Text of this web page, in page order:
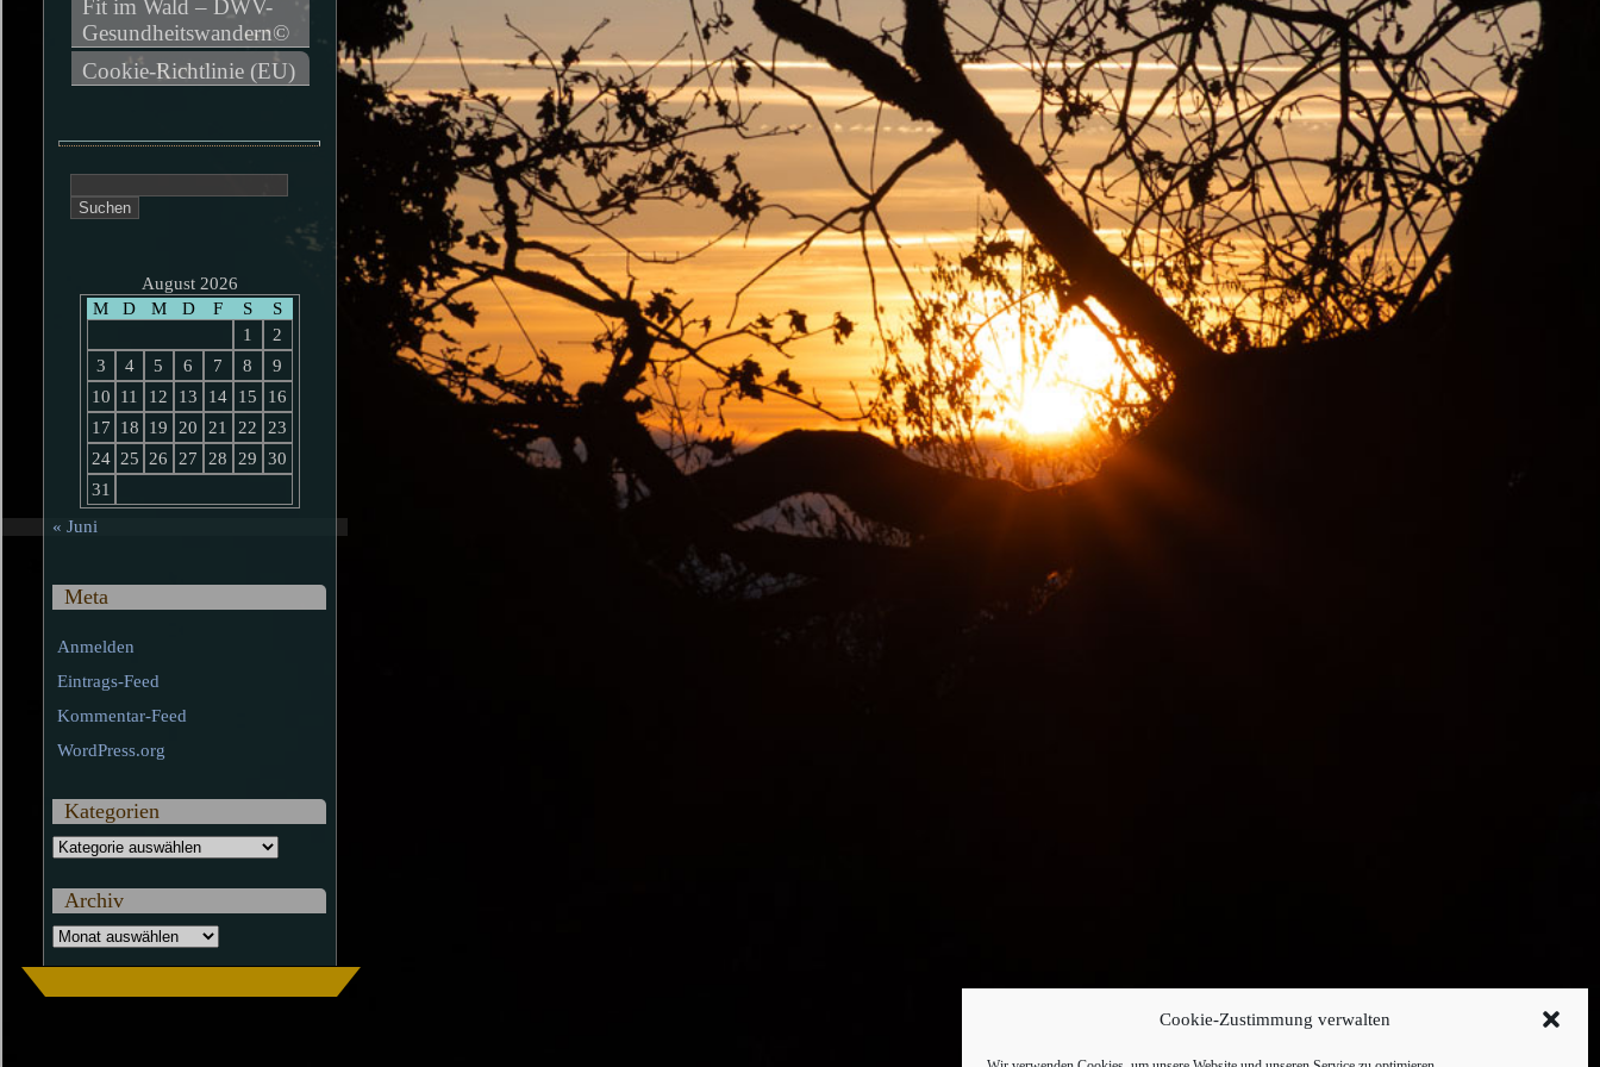
Cookie-Zustimmung verwalten
Fit im Wald – DWV-
Gesundheitswandern©
Cookie-Richtlinie (EU)
nach:
August 2026
M
D M D F S
S
1
2
3
4 5 6 7 8
9
10
11 12 13 14 15
16
17
18 19 20 21 22
23
24 25 26 27 28 29
30
31
« Juni
Meta
Anmelden
Eintrags-Feed
Kommentar-Feed
WordPress.org
Kategorien
Kategorien
Archiv
Archiv